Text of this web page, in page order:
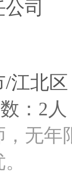
司
/江北区
：2
无